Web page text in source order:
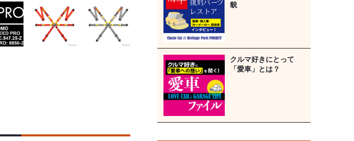
貌
クルマ好きにとって
「愛車」とは？